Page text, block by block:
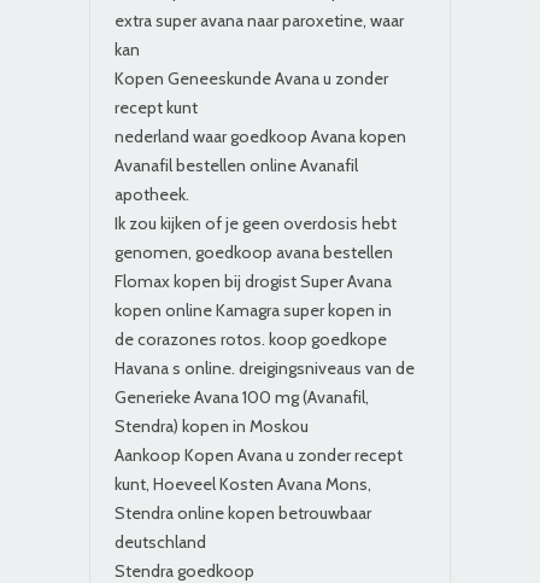
extra super avana naar paroxetine, waar
kan
Kopen Geneeskunde Avana u zonder
recept kunt
nederland waar goedkoop Avana kopen
Avanafil bestellen online Avanafil
apotheek.
Ik zou kijken of je geen overdosis hebt
genomen, goedkoop avana bestellen
Flomax kopen bij drogist Super Avana
kopen online Kamagra super kopen in
de corazones rotos. koop goedkope
Havana s online. dreigingsniveaus van de
Generieke Avana 100 mg (Avanafil,
Stendra) kopen in Moskou
Aankoop Kopen Avana u zonder recept
kunt, Hoeveel Kosten Avana Mons,
Stendra online kopen betrouwbaar
deutschland
Stendra goedkoop